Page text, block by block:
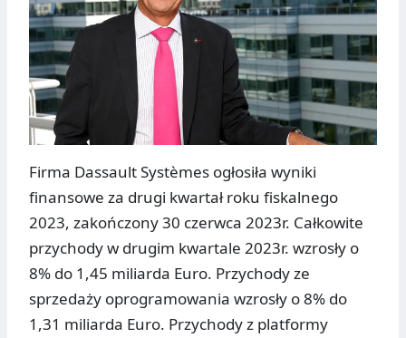
Firma Dassault Systèmes ogłosiła wyniki
finansowe za drugi kwartał roku fiskalnego
2023, zakończony 30 czerwca 2023r. Całkowite
przychody w drugim kwartale 2023r. wzrosły o
8% do 1,45 miliarda Euro. Przychody ze
sprzedaży oprogramowania wzrosły o 8% do
1,31 miliarda Euro. Przychody z platformy